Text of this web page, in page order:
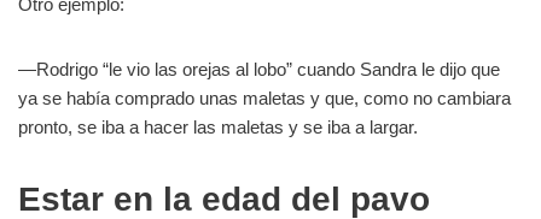
—Rodrigo “le vio las orejas al lobo” cuando Sandra le dijo que
ya se había comprado unas maletas y que, como no cambiara
pronto, se iba a hacer las maletas y se iba a largar.
Estar en la edad del pavo